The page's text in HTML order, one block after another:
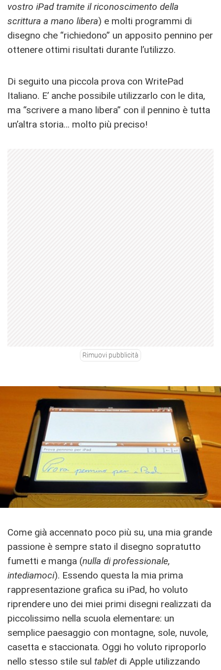
vostro iPad tramite il riconoscimento della
scrittura a mano libera) e molti programmi di
disegno che “richiedono” un apposito pennino per
ottenere ottimi risultati durante l’utilizzo.
Di seguito una piccola prova con WritePad
Italiano. E’ anche possibile utilizzarlo con le dita,
ma “scrivere a mano libera” con il pennino è tutta
un’altra storia… molto più preciso!
Rimuovi pubblicità
Come già accennato poco più su, una mia grande
passione è sempre stato il disegno sopratutto
fumetti e manga (nulla di professionale,
intediamoci). Essendo questa la mia prima
rappresentazione grafica su iPad, ho voluto
riprendere uno dei miei primi disegni realizzati da
piccolissimo nella scuola elementare: un
semplice paesaggio con montagne, sole, nuvole,
casetta e staccionata. Oggi ho voluto riproporlo
nello stesso stile sul tablet di Apple utilizzando